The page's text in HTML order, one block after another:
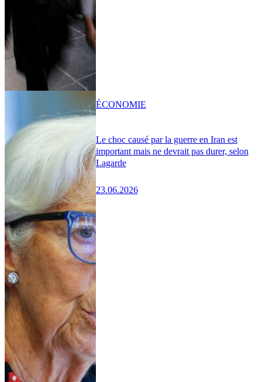
Le choc causé par la guerre en Iran est
important mais ne devrait pas durer, selon
Lagarde
23.06.2026
ÉCONOMIE